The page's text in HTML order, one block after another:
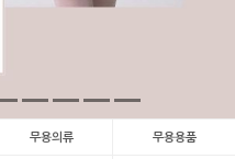
무용의류 무용용품